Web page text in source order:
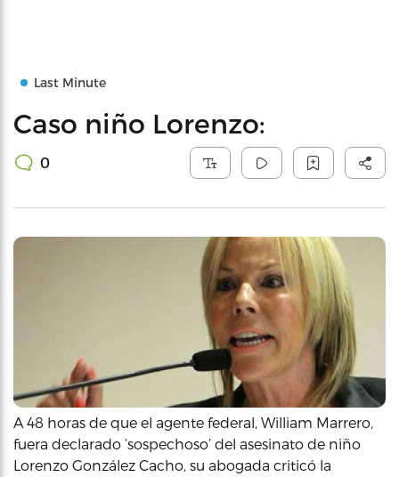
Last Minute
Caso niño Lorenzo:
0
A 48 horas de que el agente federal, William Marrero,
fuera declarado ‘sospechoso’ del asesinato de niño
Lorenzo González Cacho, su abogada criticó la